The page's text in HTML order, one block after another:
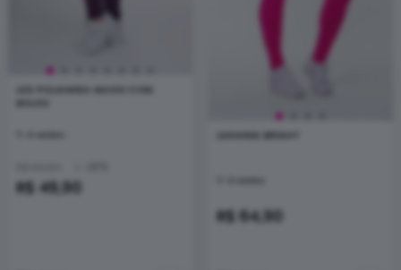
R$ 49,90
R$ 64,90